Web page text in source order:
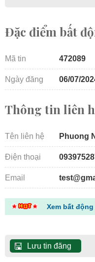
Đặc điểm bất
Mã tin 472089
Ngày đăng 06/07/
Thông tin liên
Tên liên hệ Phuong
Điện thoại
Email
Xem bất
Lưu tin đăng